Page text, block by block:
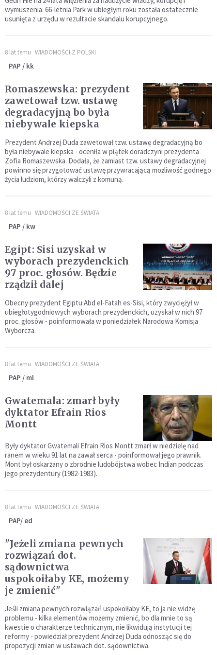
wymuszenia. 66-letnia Park w ubiegłym roku została ostatecznie
usunięta z urzędu w rezultacie skandalu korupcyjnego.
8 lat temu WIADOMOŚCI Z POLSKI
PAP / kk
Romaszewska: prezydent
zawetował tzw. ustawę
degradacyjną bo była
niebywale kiepska
Prezydent Andrzej Duda zawetował tzw. ustawę degradacyjną bo
była niebywale kiepska - oceniła w piątek doradczyni prezydenta
Zofia Romaszewska. Dodała, że zamiast tzw. ustawy degradacyjnej
powinno się przygotować ustawę przywracającą możliwość godnego
życia ludziom, którzy walczyli z komuną.
8 lat temu WIADOMOŚCI ZE ŚWIATA
PAP / kw
Egipt: Sisi uzyskał w
wyborach prezydenckich
97 proc. głosów. Będzie
rządził dalej
Obecny prezydent Egiptu Abd el-Fatah es-Sisi, który zwyciężył w
ubiegłotygodniowych wyborach prezydenckich, uzyskał w nich 97
proc. głosów - poinformowała w poniedziałek Narodowa Komisja
Wyborcza.
8 lat temu WIADOMOŚCI ZE ŚWIATA
PAP / ml
Gwatemala: zmarł były
dyktator Efrain Rios
Montt
Były dyktator Gwatemali Efrain Rios Montt zmarł w niedzielę nad
ranem w wieku 91 lat na zawał serca - poinformował jego prawnik.
Mont był oskarżany o zbrodnie ludobójstwa wobec Indian podczas
jego prezydentury (1982-1983).
8 lat temu WIADOMOŚCI ZE ŚWIATA
PAP/ ed
"Jeżeli zmiana pewnych
rozwiązań dot.
sądownictwa
uspokoiłaby KE, możemy
je zmienić"
Jeśli zmiana pewnych rozwiązań uspokoiłaby KE, to ja nie widzę
problemu - kilka elementów możemy zmienić, bo dla mnie to są
kwestie o charakterze technicznym, nie likwidują instytucji tej
reformy - powiedział prezydent Andrzej Duda odnosząc się do
propozycji zmian w ustawach dot. sądownictwa.